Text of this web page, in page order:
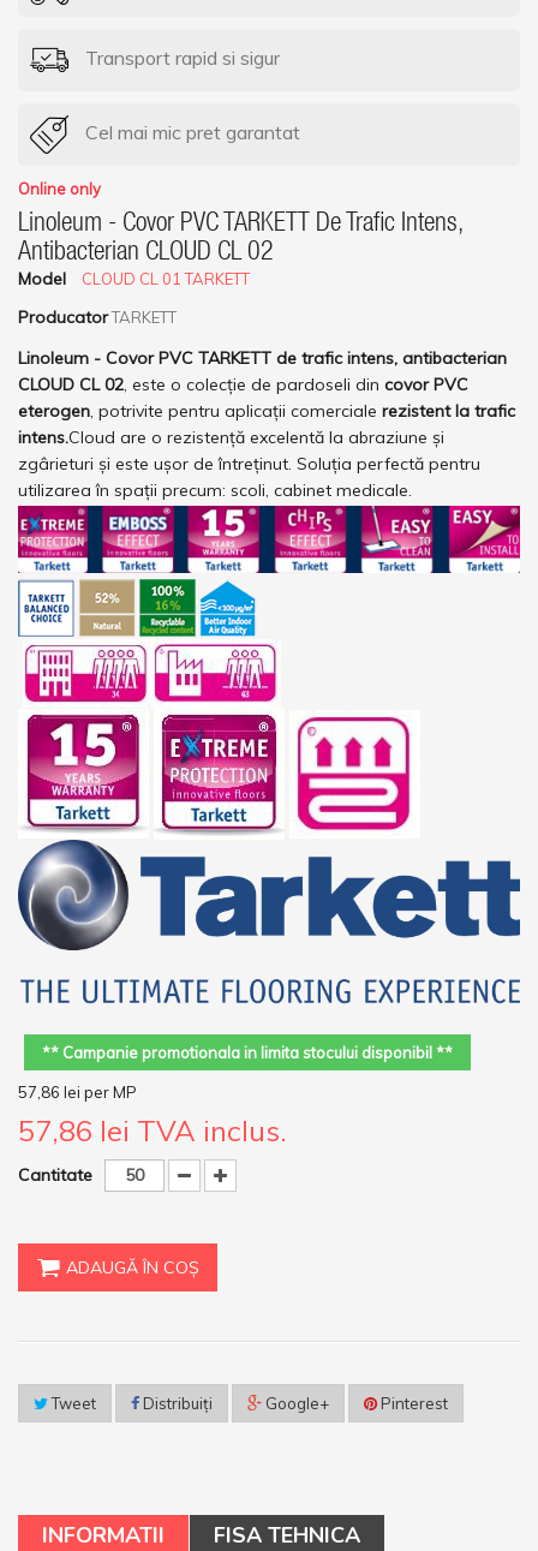
Transport rapid si sigur
Cel mai mic pret garantat
Online only
Linoleum - Covor PVC TARKETT De Trafic Intens,
Antibacterian CLOUD CL 02
Model CLOUD CL 01 TARKETT
ProducatorTARKETT
Linoleum - Covor PVC TARKETT de trafic intens, antibacterian
CLOUD CL 02, este o colecție de pardoseli din covor PVC
eterogen, potrivite pentru aplicații comerciale rezistent la trafic
intens.Cloud are o rezistență excelentă la abraziune și
zgârieturi și este ușor de întreținut. Soluția perfectă pentru
utilizarea în spații precum: scoli, cabinet medicale.
** Campanie promotionala in limita stocului disponibil **
57,86 lei per MP
57,86 lei TVA inclus.
Cantitate
ADAUGĂ ÎN COŞ
Tweet Distribuiţi Google+ Pinterest
INFORMATII FISA TEHNICA